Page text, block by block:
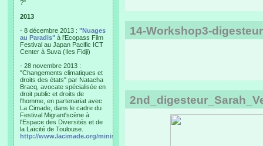
?"
2013
- 8 décembre 2013 : "Nuages
au Paradis" à l'Ecopass Film
Festival au Japan Pacific ICT
Center à Suva (Iles Fidji)
- 28 novembre 2013 :
"Changements climatiques et
droits des états" par Natacha
Bracq, avocate spécialisée en
droit public et droits de
l'homme, en partenariat avec
La Cimade, dans le cadre du
Festival Migrant'scène à
l'Espace des Diversités et de
la Laïcité de Toulouse.
http://www.lacimade.org/minisites/migrantscene
14-Workshop3-